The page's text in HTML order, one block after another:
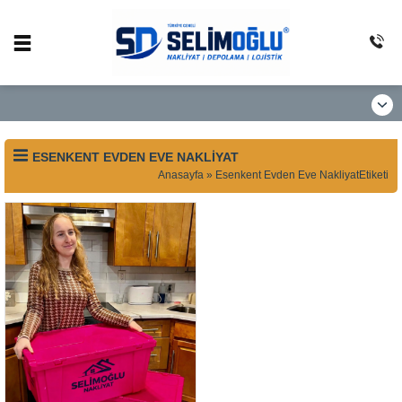
ESENKENT EVDEN EVE NAKLIYAT
Anasayfa » Esenkent Evden Eve NakliyatEtiketi